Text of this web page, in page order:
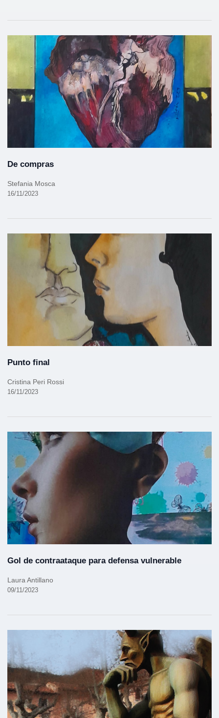
De compras
Stefania Mosca
16/11/2023
Punto final
Cristina Peri Rossi
16/11/2023
Gol de contraataque para defensa vulnerable
Laura Antillano
09/11/2023